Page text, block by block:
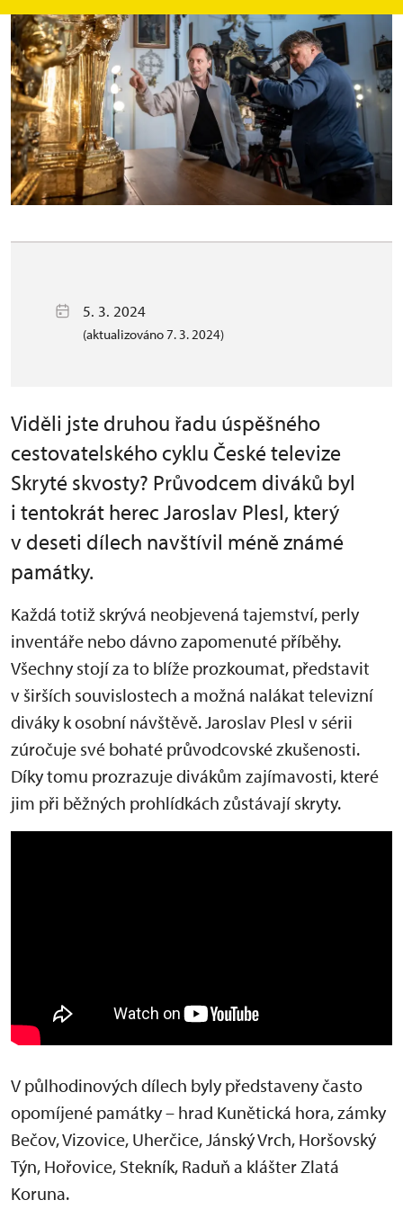
5. 3. 2024
(aktualizováno 7. 3. 2024)
Viděli jste druhou řadu úspěšného
cestovatelského cyklu České televize
Skryté skvosty? Průvodcem diváků byl
i tentokrát herec Jaroslav Plesl, který
v deseti dílech navštívil méně známé
památky.
Každá totiž skrývá neobjevená tajemství, perly
inventáře nebo dávno zapomenuté příběhy.
Všechny stojí za to blíže prozkoumat, představit
v širších souvislostech a možná nalákat televizní
diváky k osobní návštěvě. Jaroslav Plesl v sérii
zúročuje své bohaté průvodcovské zkušenosti.
Díky tomu prozrazuje divákům zajímavosti, které
jim při běžných prohlídkách zůstávají skryty.
V půlhodinových dílech byly představeny často
opomíjené památky – hrad Kunětická hora, zámky
Bečov, Vizovice, Uherčice, Jánský Vrch, Horšovský
Týn, Hořovice, Stekník, Raduň a klášter Zlatá
Koruna.